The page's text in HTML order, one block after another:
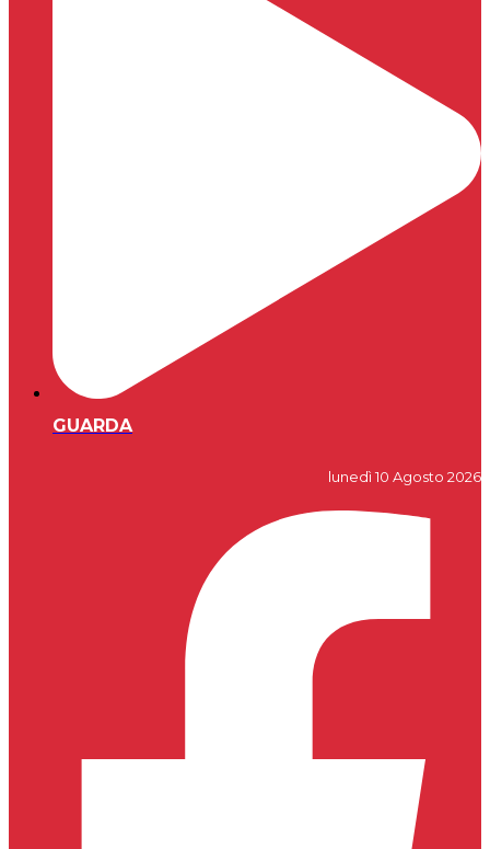
GUARDA
lunedì 10 Agosto 2026